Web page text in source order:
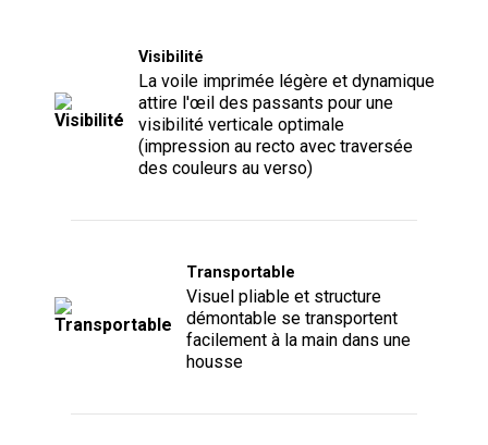
Visibilité
La voile imprimée légère et dynamique
attire l'œil des passants pour une
visibilité verticale optimale
(impression au recto avec traversée
des couleurs au verso)
Transportable
Visuel pliable et structure
démontable se transportent
facilement à la main dans une
housse